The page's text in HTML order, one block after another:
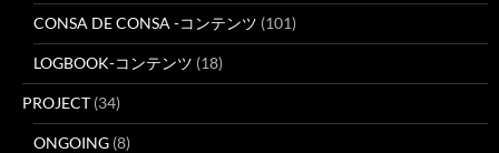
CONSA DE CONSA -コンテンツ (101)
LOGBOOK-コンテンツ (18)
PROJECT (34)
ONGOING (8)